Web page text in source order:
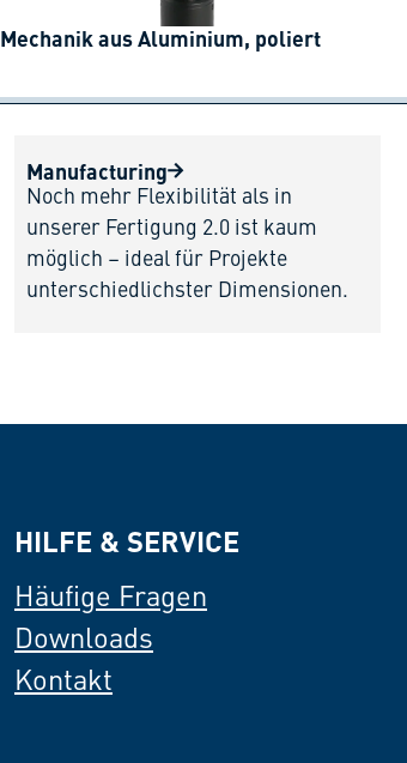
Mechanik aus Aluminium, poliert
Manufacturing
Noch mehr Flexibilität als in
unserer Fertigung 2.0 ist kaum
möglich – ideal für Projekte
unterschiedlichster Dimensionen.
HILFE & SERVICE
Häufige Fragen
Downloads
Kontakt